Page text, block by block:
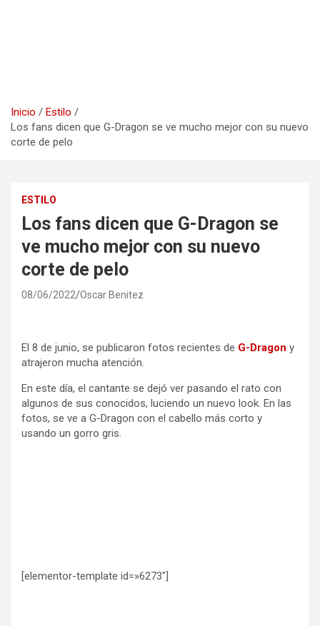
Inicio
Estilo
Los fans dicen que G-Dragon se ve mucho mejor con su nuevo
corte de pelo
ESTILO
Los fans dicen que G-Dragon se
ve mucho mejor con su nuevo
corte de pelo
08/06/2022 Oscar Benitez
El 8 de junio, se publicaron fotos recientes de G-Dragon y
atrajeron mucha atención.
En este día, el cantante se dejó ver pasando el rato con
algunos de sus conocidos, luciendo un nuevo look. En las
fotos, se ve a G-Dragon con el cabello más corto y
usando un gorro gris.
[elementor-template id=»6273″]